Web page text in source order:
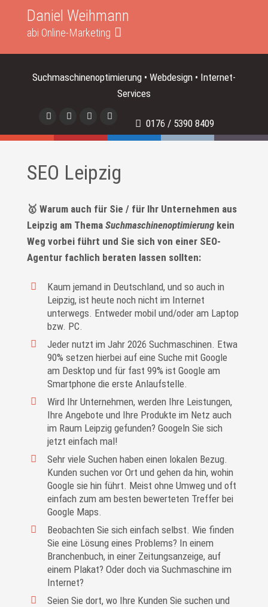
Daniel Weihmann
abi Online-Marketing
Suchmaschinenoptimierung • Webdesign • Internet-
Services
0176 / 5390 8409
SEO Leipzig
🥇 Warum auch für Sie / für Ihr Unternehmen aus
Leipzig am Thema Suchmaschinenoptimierungkein
Weg vorbei führt und Sie sich von einer SEO-
Agentur fachlich beraten lassen sollten:
Kaum jemand in Deutschland, und so auch in
Leipzig, ist heute noch nicht im Internet
unterwegs. Entweder mobil und/oder am Laptop
bzw. PC.
Jeder nutzt im Jahr 2026 Suchmaschinen. Etwa
90% setzen hierbei auf eine Suche mit Google
am Desktop und für fast 99% ist Google am
Smartphone die erste Anlaufstelle.
Wird Ihr Unternehmen, werden Ihre Leistungen,
Ihre Angebote und Ihre Produkte im Netz auch
im Raum Leipzig gefunden? Googeln Sie sich
jetzt einfach mal!
Sehr viele Suchen haben einen lokalen Bezug.
Kunden suchen vor Ort und gehen da hin, wohin
Google sie hin führt. Meist ohne Umweg und oft
einfach zum am besten bewerteten Treffer bei
Google Maps.
Beobachten Sie sich einfach selbst. Wie finden
Sie eine Lösung eines Problems? In einem
Branchenbuch, in einer Zeitungsanzeige, auf
einem Plakat? Oder doch via Suchmaschine im
Internet?
Seien Sie dort, wo Ihre Kunden Sie suchen und